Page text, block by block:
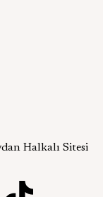
Halkalı Sitesi